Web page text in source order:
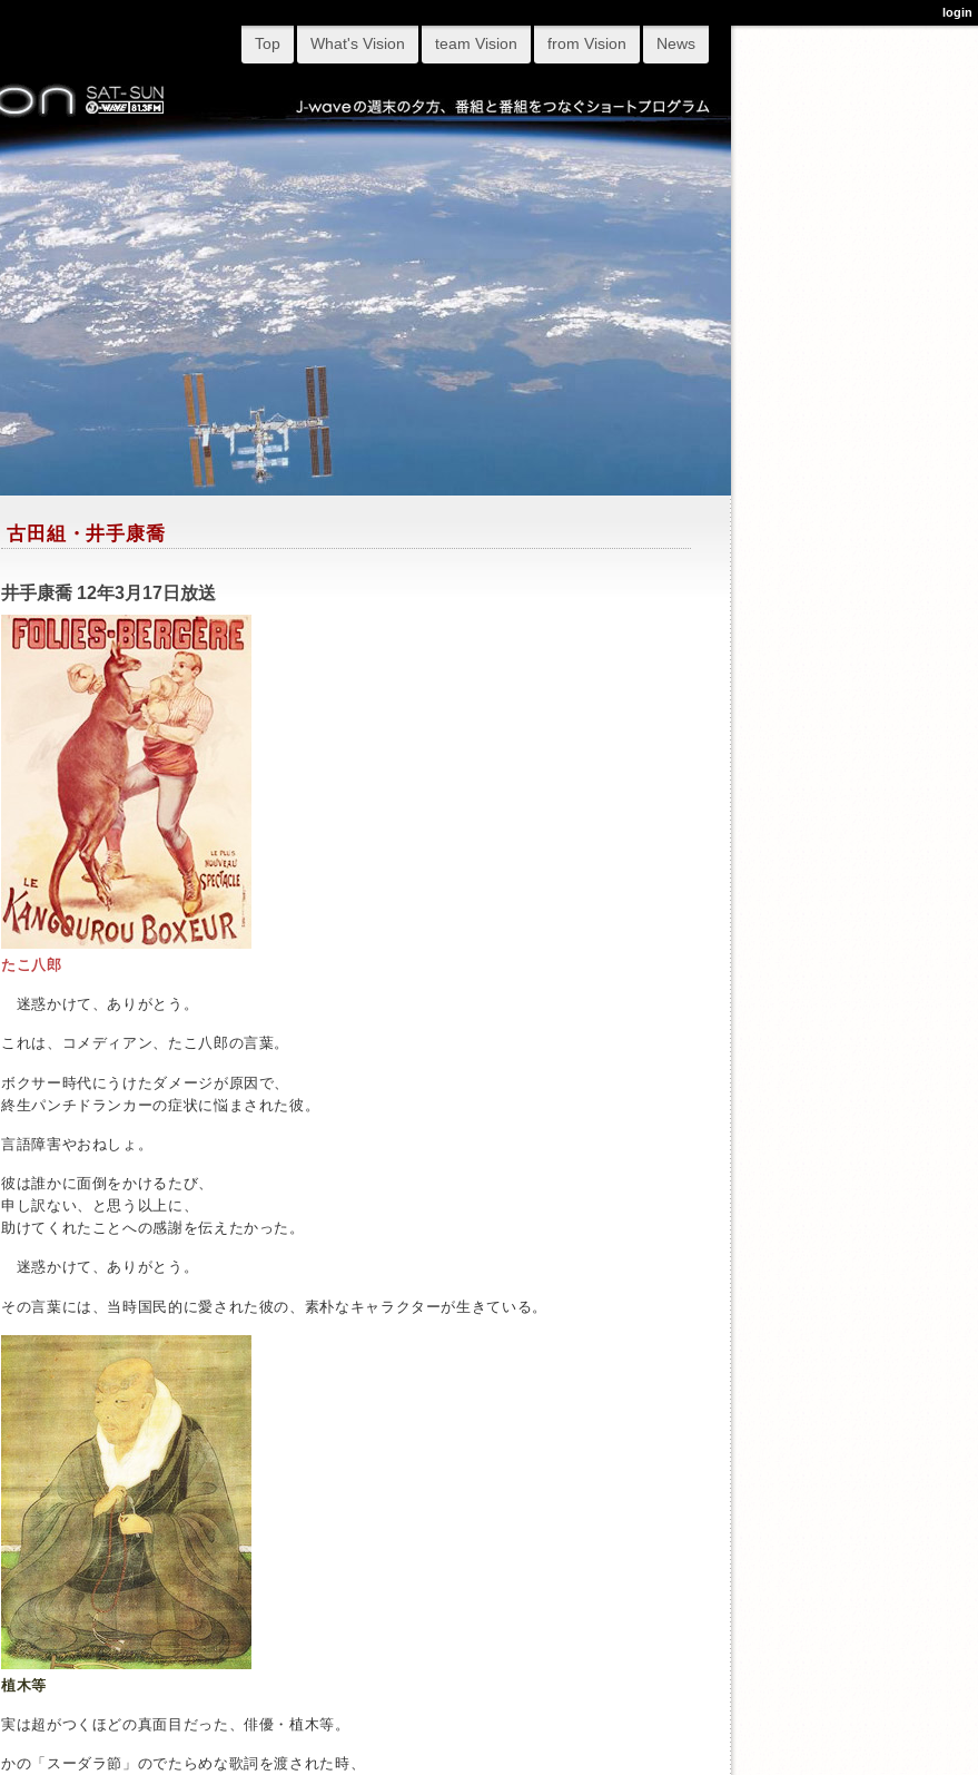
Top What's Vision team Vision from Vision News
古田組・井手康喬
井手康喬 12年3月17日放送
たこ八郎
迷惑かけて、ありがとう。
これは、コメディアン、たこ八郎の言葉。
ボクサー時代にうけたダメージが原因で、
終生パンチドランカーの症状に悩まされた彼。
言語障害やおねしょ。
彼は誰かに面倒をかけるたび、
申し訳ない、と思う以上に、
助けてくれたことへの感謝を伝えたかった。
迷惑かけて、ありがとう。
その言葉には、当時国民的に愛された彼の、素朴なキャラクターが生きている。
植木等
実は超がつくほどの真面目だった、俳優・植木等。
かの「スーダラ節」のでたらめな歌詞を渡された時、
login